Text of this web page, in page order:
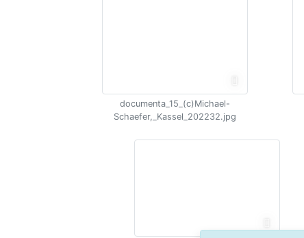
documenta_15_(c)Michael-
Schaefer,_Kassel_202232.jpg